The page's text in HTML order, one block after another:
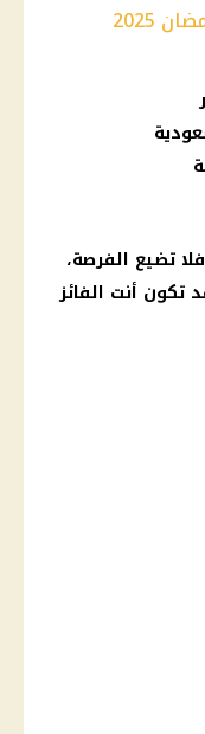
تضيع الفرصة،
15 الآن، فقد تكون أنت الفائز